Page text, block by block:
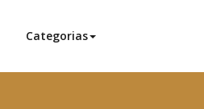
Categorias